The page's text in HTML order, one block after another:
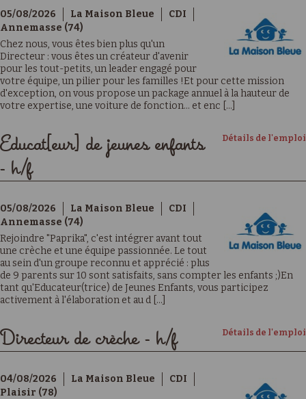
05/08/2026 La Maison Bleue
CDI
Annemasse (74)
Chez nous, vous êtes bien plus qu'un
Directeur : vous êtes un créateur d'avenir
pour les tout-petits, un leader engagé pour
votre équipe, un pilier pour les familles !Et pour cette mission
d'exception, on vous propose un package annuel à la hauteur de
votre expertise, une voiture de fonction… et enc [...]
Détails de l'emploi
Educat[eur] de jeunes enfants
- h/f
05/08/2026 La Maison Bleue
CDI
Annemasse (74)
Rejoindre "Paprika", c'est intégrer avant tout
une crèche et une équipe passionnée. Le tout
au sein d'un groupe reconnu et apprécié : plus
de 9 parents sur 10 sont satisfaits, sans compter les enfants ;)En
tant qu'Educateur(trice) de Jeunes Enfants, vous participez
activement à l'élaboration et au d [...]
Détails de l'emploi
Directeur de crèche - h/f
04/08/2026 La Maison Bleue
CDI
Plaisir (78)